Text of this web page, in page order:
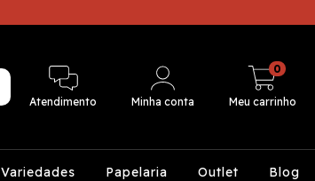
Atendimento Minha conta Meu carrinho
0
Variedades Papelaria Outlet Blog